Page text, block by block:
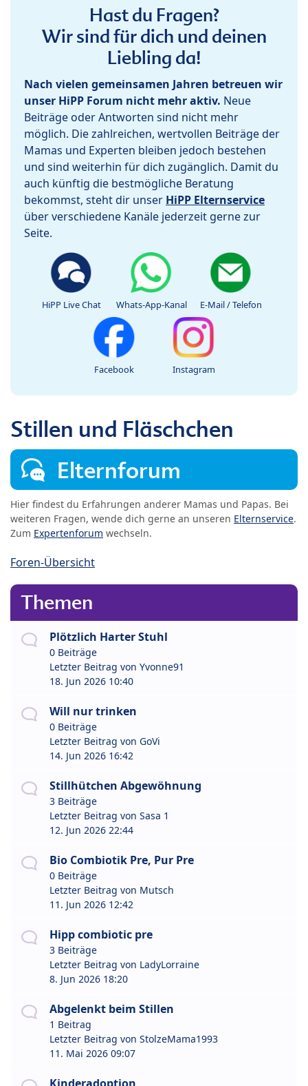
Hast du Fragen?
Wir sind für dich und deinen
Liebling da!
Nach vielen gemeinsamen Jahren betreuen wir
unser HiPP Forum nicht mehr aktiv. Neue
Beiträge oder Antworten sind nicht mehr
möglich. Die zahlreichen, wertvollen Beiträge der
Mamas und Experten bleiben jedoch bestehen
und sind weiterhin für dich zugänglich. Damit du
auch künftig die bestmögliche Beratung
bekommst, steht dir unser HiPP Elternservice
über verschiedene Kanäle jederzeit gerne zur
Seite.
HiPP Live Chat Whats-App-Kanal E-Mail / Telefon
Facebook Instagram
Stillen und Fläschchen
Elternforum
Hier findest du Erfahrungen anderer Mamas und Papas. Bei
weiteren Fragen, wende dich gerne an unseren Elternservice.
Zum Expertenforum wechseln.
Foren-Übersicht
Themen
Plötzlich Harter Stuhl
0 Beiträge
Letzter Beitrag von Yvonne91
18. Jun 2026 10:40
Will nur trinken
0 Beiträge
Letzter Beitrag von GoVi
14. Jun 2026 16:42
Stillhütchen Abgewöhnung
3 Beiträge
Letzter Beitrag von Sasa 1
12. Jun 2026 22:44
Bio Combiotik Pre, Pur Pre
0 Beiträge
Letzter Beitrag von Mutsch
11. Jun 2026 12:42
Hipp combiotic pre
3 Beiträge
Letzter Beitrag von LadyLorraine
8. Jun 2026 18:20
Abgelenkt beim Stillen
1 Beitrag
Letzter Beitrag von StolzeMama1993
11. Mai 2026 09:07